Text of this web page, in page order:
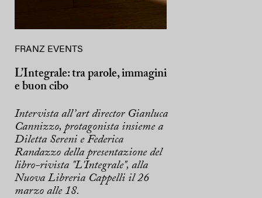
FRANZ EVENTS
L’Integrale: tra parole, immagini
e buon cibo
Intervista all’art director Gianluca
Cannizzo, protagonista insieme a
Diletta Sereni e Federica
Randazzo della presentazione del
libro-rivista "L'Integrale", alla
Nuova Libreria Cappelli il 26
marzo alle 18.